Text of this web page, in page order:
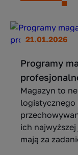
21.01.2026
Programy
Magazyn to
logistycznego
ich
mają za